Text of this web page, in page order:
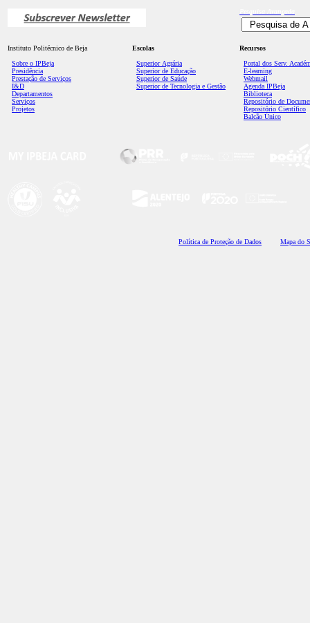
Instituto Politécnico de Beja
Sobre o IPBeja
Presidência
Prestação de Serviços
I&D
Departamentos
Serviços
Projetos
Escolas
Superior Agrária
Superior de Educação
Superior de Saúde
Superior de Tecnologia e Gestão
Recursos
Portal dos Serv.
E-learning
Webmail
Agenda IPBeja
Biblioteca
Repositório de
Repositório Científico
Balcão Único
Política de Proteção de Dados Mapa do